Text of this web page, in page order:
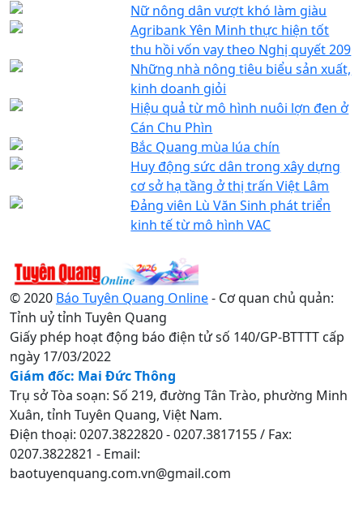
Nữ nông dân vượt khó làm giàu
Agribank Yên Minh thực hiện tốt
thu hồi vốn vay theo Nghị quyết 209
Những nhà nông tiêu biểu sản xuất,
kinh doanh giỏi
Hiệu quả từ mô hình nuôi lợn đen ở
Cán Chu Phìn
Bắc Quang mùa lúa chín
Huy động sức dân trong xây dựng
cơ sở hạ tầng ở thị trấn Việt Lâm
Đảng viên Lù Văn Sinh phát triển
kinh tế từ mô hình VAC
© 2020 Báo Tuyên Quang Online- Cơ quan chủ quản:
Tỉnh uỷ tỉnh Tuyên Quang
Giấy phép hoạt động báo điện tử số 140/GP-BTTTT cấp
ngày 17/03/2022
Giám đốc: Mai Đức Thông
Trụ sở Tòa soạn: Số 219, đường Tân Trào, phường Minh
Xuân, tỉnh Tuyên Quang, Việt Nam.
Điện thoại: 0207.3822820 - 0207.3817155 / Fax:
0207.3822821 - Email:
baotuyenquang.com.vn@gmail.com